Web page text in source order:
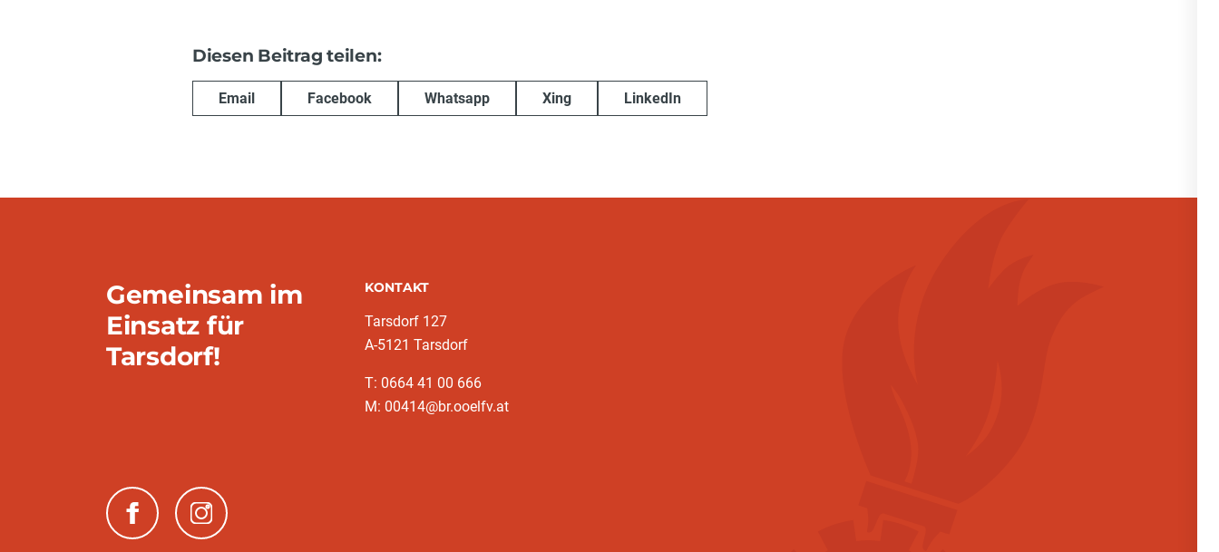
Diesen Beitrag teilen:
Email Facebook Whatsapp Xing LinkedIn
Gemeinsam im
Einsatz für
Tarsdorf!
KONTAKT
Tarsdorf 127
A-5121 Tarsdorf
T: 0664 41 00 666
M: 00414@br.ooelfv.at
(neues Fenster)(neues Fenster)